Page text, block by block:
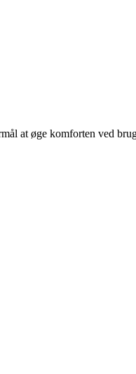
at øge komforten ved